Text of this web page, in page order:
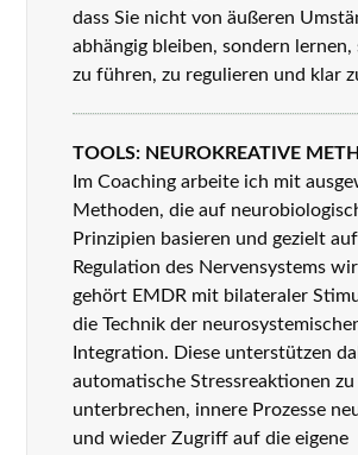
dass Sie nicht von äußeren
abhängig bleiben, sondern lernen,
zu führen, zu regulieren und klar
TOOLS: NEUROKREATIVE
Im Coaching arbeite ich mit
Methoden, die auf
Prinzipien basieren und gezielt
Regulation des Nervensystems
gehört EMDR mit bilateraler
die Technik der
Integration. Diese unterstützen
automatische Stressreaktionen zu
unterbrechen, innere Prozesse
und wieder Zugriff auf die eigene